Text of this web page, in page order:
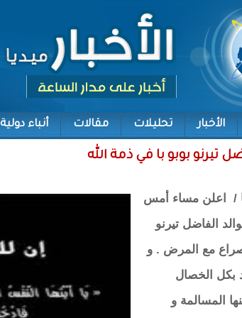
الأخبار تحليلات مقالات أنباء دولية
تيرنو بوبو با في ذمة الله
/ اعلن مساء أمس
الفاضل تيرنو
صراع مع المرض . و
بكل الخصال
المسالمة و